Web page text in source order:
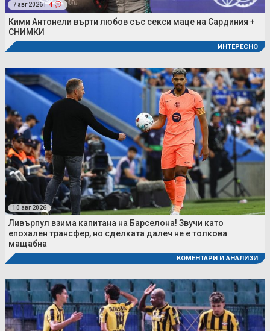
7 авг 2026 | 4
Кими Антонели върти любов със секси маце на Сардиния +
СНИМКИ
ИНТЕРЕСНО
10 авг 2026
Ливърпул взима капитана на Барселона! Звучи като
епохален трансфер, но сделката далеч не е толкова
мащабна
КОМЕНТАРИ И АНАЛИЗИ